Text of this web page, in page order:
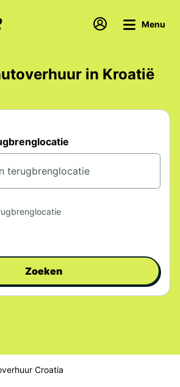
Menu
in Kroatië
Zoeken
Croatia